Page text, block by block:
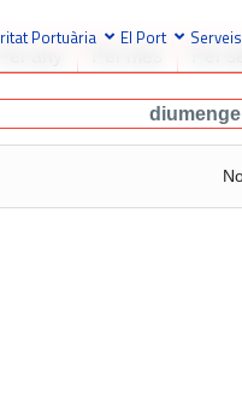
Portuària El Port